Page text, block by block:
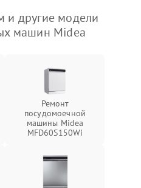
другие модели
машин Midea
Ремонт
посудомоечной
машины Midea
MFD60S150Wi